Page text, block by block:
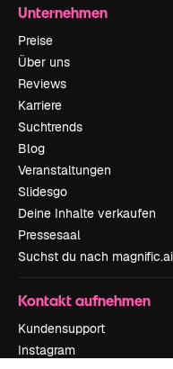
Unternehmen
Preise
Über uns
Reviews
Karriere
Suchtrends
Blog
Veranstaltungen
Slidesgo
Deine Inhalte verkaufen
Pressesaal
Suchst du nach magnific.ai
Kontakt aufnehmen
Kundensupport
Instagram